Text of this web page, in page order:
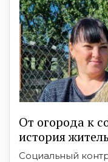
От огорода к
история
Социальный